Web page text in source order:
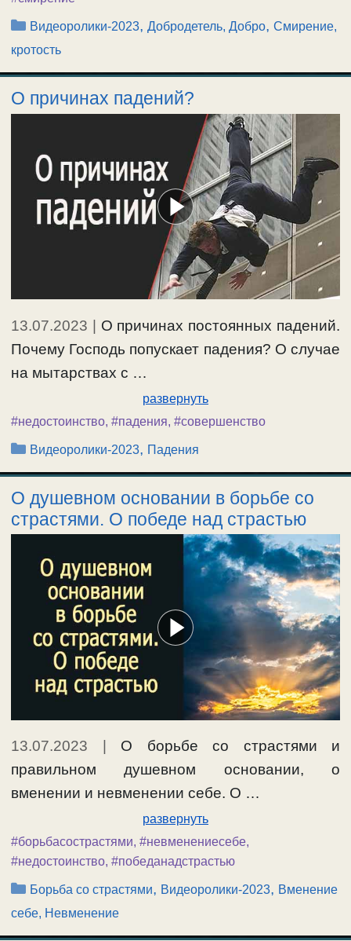
Рубрики
Видеоролики-2023,Добродетель, Добро,Смирение,
кротость
О причинах падений?
13.07.2023 | О причинах постоянных падений.
Почему Господь попускает падения? О случае
на мытарствах с …
развернуть
#недостоинство, #падения, #совершенство
Рубрики
Видеоролики-2023, Падения
О душевном основании в борьбе со
страстями. О победе над страстью
13.07.2023
О борьбе со страстями и
правильном душевном основании, о
вменении и невменении себе. О …
развернуть
#борьбасострастями, #невменениесебе,
#недостоинство, #победанадстрастью
Рубрики
Борьба со страстями, Видеоролики-2023, Вменение
себе, Невменение